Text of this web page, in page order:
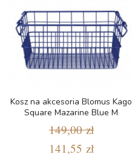
Kosz na akcesoria Blomus Kago
Square Mazarine Blue M
149,00 zł
141,55 zł